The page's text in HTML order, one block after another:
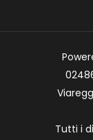
Tutti i